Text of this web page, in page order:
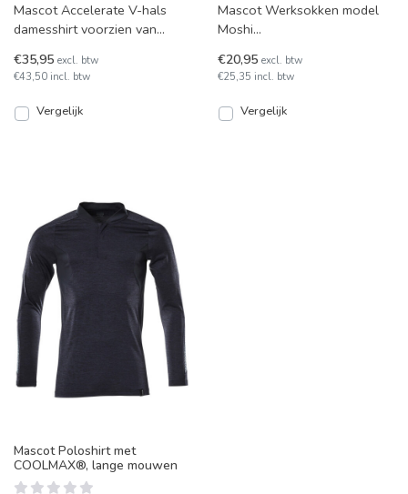
Mascot Accelerate V-hals
damesshirt voorzien van
Vochtafdrijvend en isolerend
T-shir
€35,95 excl. btw
€43,50 incl. btw
Vergelijk
Mascot Werksokken model
Moshi
Coolmax® transporteert
zweet weg en houdt de
voeten droog.
€20,95 excl. btw
€25,35 incl. btw
Vergelijk
Mascot Poloshirt met
COOLMAX®, lange mouwen